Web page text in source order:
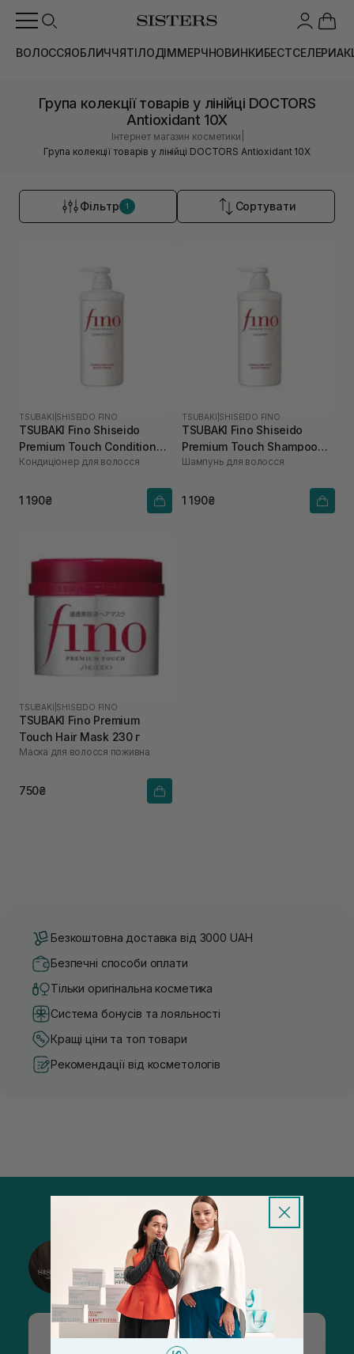
ВОЛОССЯОБЛИЧЧЯТІЛОДІММЕРЧНОВИНКИБЕСТСЕЛЕРИ
Група колекції товарів у лінійці DOCTORS
Antioxidant 10X
Інтернет магазин косметики
Група колекції товарів у лінійці DOCTORS Antioxidant 10X
Фільтр 1 Сортувати
TSUBAKI SHISEIDO FINO
TSUBAKI Fino Shiseido
Premium Touch Conditioner
550 мл
Кондиціонер для волосся
1 190₴
TSUBAKI SHISEIDO FINO
TSUBAKI Fino Shiseido
Premium Touch Shampoo
550 мл
Шампунь для волосcя
1 190₴
TSUBAKI SHISEIDO FINO
TSUBAKI Fino Premium
Touch Hair Mask 230 г
Маска для волосся поживна
750₴
Безкоштовна доставка від 3000 UAH
Безпечні способи оплати
Тільки оригінальна косметика
Система бонусів та лояльності
Кращі ціни та топ товари
Рекомендації від косметологів
@sisters_stelmakh в Instagram
Підписатися